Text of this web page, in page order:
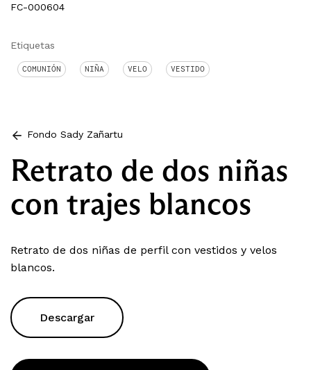
FC-000604
Etiquetas
COMUNIÓN NIÑA VELO VESTIDO
Fondo Sady Zañartu
Retrato de dos niñas
con trajes blancos
Retrato de dos niñas de perfil con vestidos y velos
blancos.
Descargar